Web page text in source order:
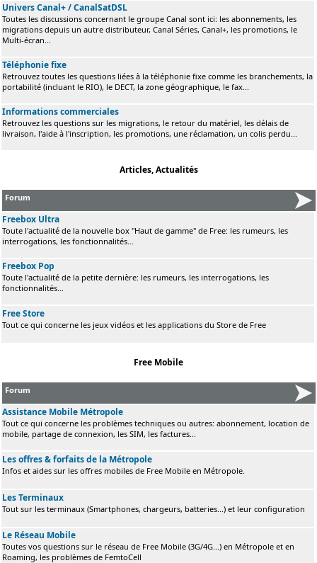
Univers Canal+ / CanalSatDSL
Toutes les discussions concernant le groupe Canal sont ici: les abonnements, les
migrations depuis un autre distributeur, Canal Séries, Canal+, les promotions, le
Multi-écran...
Téléphonie fixe
Retrouvez toutes les questions liées à la téléphonie fixe comme les branchements, la
portabilité (incluant le RIO), le DECT, la zone géographique, le fax...
Informations commerciales
Retrouvez les questions sur les migrations, le retour du matériel, les délais de
livraison, l'aide à l'inscription, les promotions, une réclamation, un colis perdu...
Articles, Actualités
Forum
Freebox Ultra
Toute l'actualité de la nouvelle box "Haut de gamme" de Free: les rumeurs, les
interrogations, les fonctionnalités...
Freebox Pop
Toute l'actualité de la petite dernière: les rumeurs, les interrogations, les
fonctionnalités...
Free Store
Tout ce qui concerne les jeux vidéos et les applications du Store de Free
Free Mobile
Forum
Assistance Mobile Métropole
Tout ce qui concerne les problèmes techniques ou autres: abonnement, location de
mobile, partage de connexion, les SIM, les factures...
Les offres & forfaits de la Métropole
Infos et aides sur les offres mobiles de Free Mobile en Métropole.
Les Terminaux
Tout sur les terminaux (Smartphones, chargeurs, batteries...) et leur configuration
Le Réseau Mobile
Toutes vos questions sur le réseau de Free Mobile (3G/4G...) en Métropole et en
Roaming, les problèmes de FemtoCell